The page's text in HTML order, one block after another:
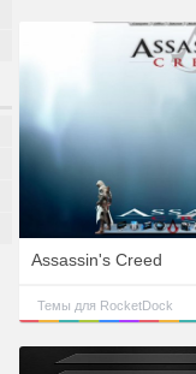
Assassin's Creed
Темы для RocketDock